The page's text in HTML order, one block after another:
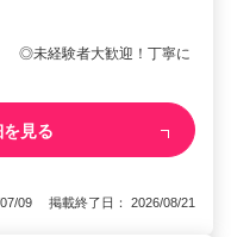
◎未経験者大歓迎！丁寧に
見る
09 掲載終了日： 2026/08/21